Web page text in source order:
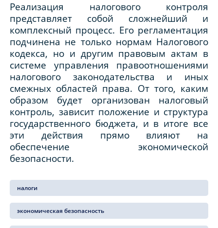
Реализация налогового контроля
представляет собой сложнейший и
комплексный процесс. Его регламентация
подчинена не только нормам Налогового
кодекса, но и другим правовым актам в
системе управления правоотношениями
налогового законодательства и иных
смежных областей права. От того, каким
образом будет организован налоговый
контроль, зависит положение и структура
государственного бюджета, и в итоге все
эти действия прямо влияют на
обеспечение экономической
безопасности.
налоги
экономическая безопасность